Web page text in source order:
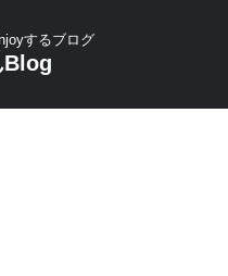
するブログ
Blog